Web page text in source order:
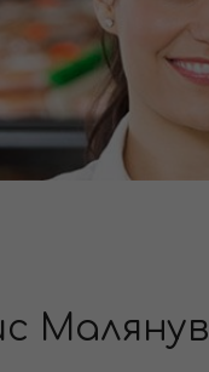
Малянув